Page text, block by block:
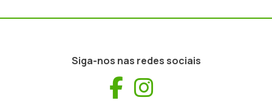
Siga-nos nas redes sociais
Facebook